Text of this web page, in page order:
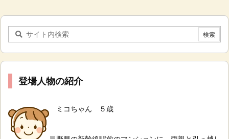
登場人物の紹介
ミコちゃん ５歳